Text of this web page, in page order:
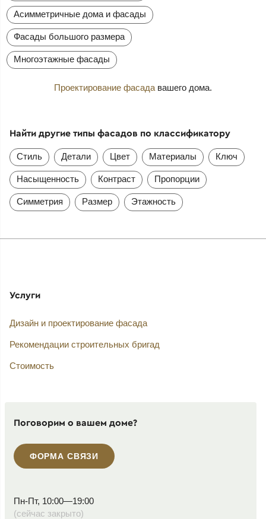
Асимметричные дома и фасады
Фасады большого размера
Многоэтажные фасады
Проектирование фасада вашего дома.
Найти другие типы фасадов по классификатору
Стиль Детали Цвет Материалы Ключ
Насыщенность Контраст Пропорции
Симметрия Размер Этажность
Услуги
Дизайн и проектирование фасада
Рекомендации строительных бригад
Стоимость
Поговорим о вашем доме?
ФОРМА СВЯЗИ
Пн-Пт, 10:00—19:00
(сейчас закрыто)